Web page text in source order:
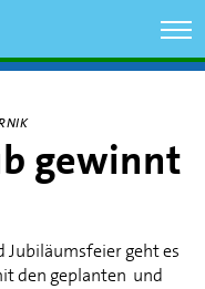
gewinnt
Jubiläumsfeier geht es
den geplanten und